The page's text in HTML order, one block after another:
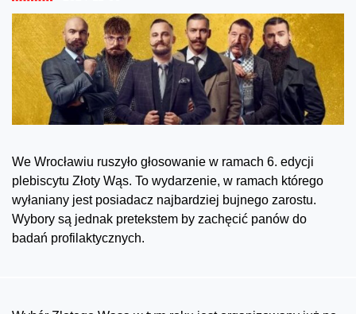
We Wrocławiu ruszyło głosowanie w ramach 6. edycji
plebiscytu Złoty Wąs. To wydarzenie, w ramach którego
wyłaniany jest posiadacz najbardziej bujnego zarostu.
Wybory są jednak pretekstem by zachęcić panów do
badań profilaktycznych.